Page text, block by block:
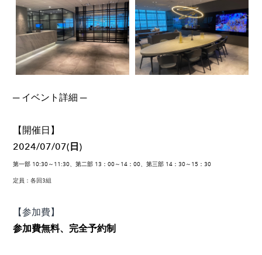
─ イベント詳細 ─
【開催日】
2024/07/07(日)
第一部 10:30～11:30、第二部 13：00～14：00、第三部 14：30～15：30
定員：各回3組
【参加費】
参加費無料、完全予約制